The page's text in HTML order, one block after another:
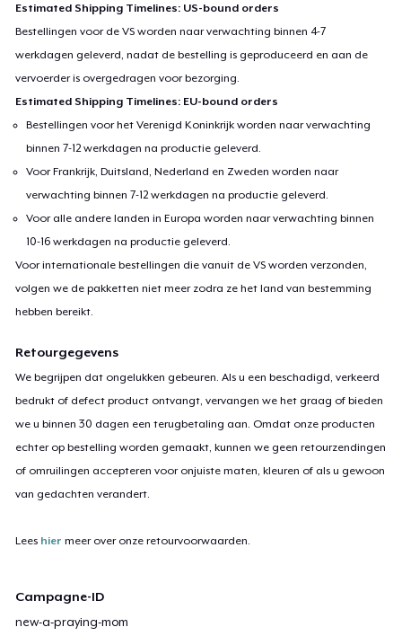
Estimated Shipping Timelines: US-bound orders
Bestellingen voor de VS worden naar verwachting binnen 4-7
werkdagen geleverd, nadat de bestelling is geproduceerd en aan de
vervoerder is overgedragen voor bezorging.
Estimated Shipping Timelines: EU-bound orders
Bestellingen voor het Verenigd Koninkrijk worden naar verwachting
binnen 7-12 werkdagen na productie geleverd.
Voor Frankrijk, Duitsland, Nederland en Zweden worden naar
verwachting binnen 7-12 werkdagen na productie geleverd.
Voor alle andere landen in Europa worden naar verwachting binnen
10-16 werkdagen na productie geleverd.
Voor internationale bestellingen die vanuit de VS worden verzonden,
volgen we de pakketten niet meer zodra ze het land van bestemming
hebben bereikt.
Retourgegevens
We begrijpen dat ongelukken gebeuren. Als u een beschadigd, verkeerd
bedrukt of defect product ontvangt, vervangen we het graag of bieden
we u binnen 30 dagen een terugbetaling aan. Omdat onze producten
echter op bestelling worden gemaakt, kunnen we geen retourzendingen
of omruilingen accepteren voor onjuiste maten, kleuren of als u gewoon
van gedachten verandert.
Lees hier meer over onze retourvoorwaarden.
Campagne-ID
new-a-praying-mom